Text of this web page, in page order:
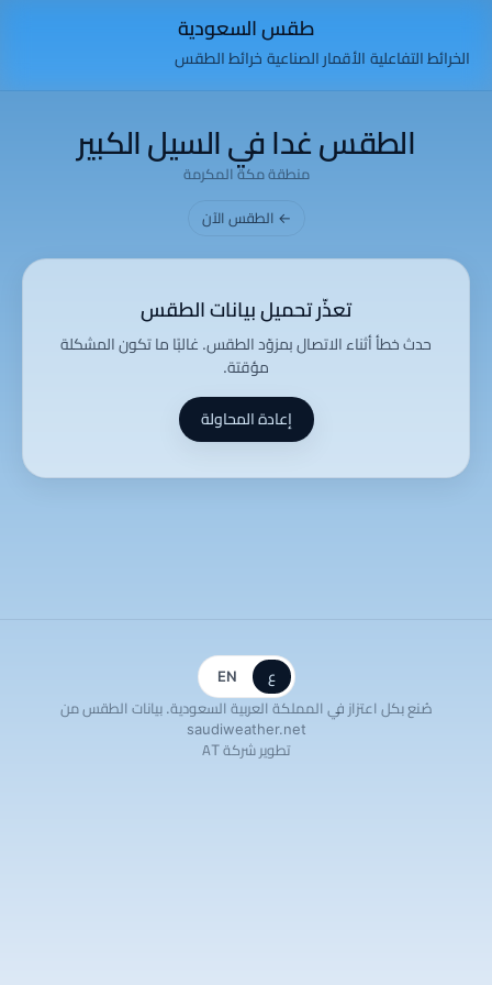
طقس السعودية
الخرائط التفاعليةالأقمار الصناعيةخرائط الطقس
الطقس غدا في السيل الكبير
منطقة مكة المكرمة
← الطقس الآن
تعذّر تحميل بيانات الطقس
حدث خطأ أثناء الاتصال بمزوّد الطقس. غالبًا ما تكون المشكلة
مؤقتة.
إعادة المحاولة
ع EN
صُنع بكل اعتزاز في المملكة العربية السعودية. بيانات الطقس من
saudiweather.net
تطوير شركة AT